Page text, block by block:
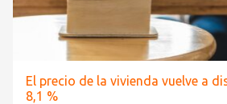
El precio de la vivienda vuelve a
8,1 %